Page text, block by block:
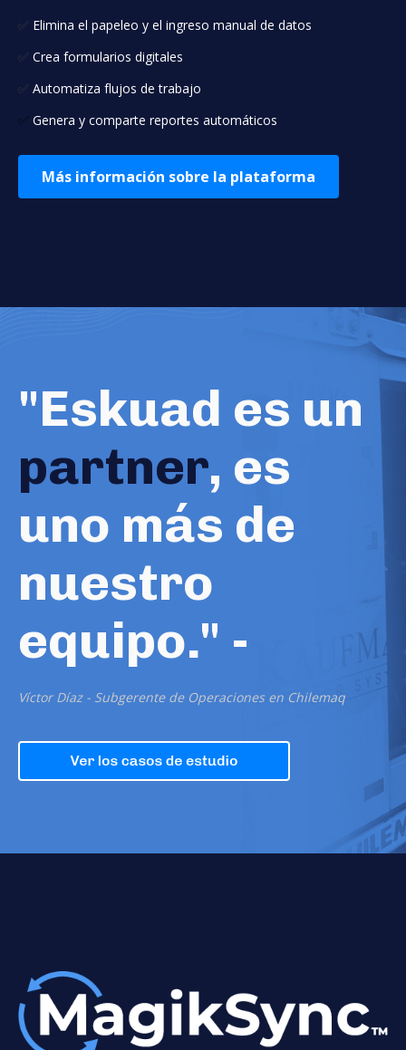
✅ Elimina el papeleo y el ingreso manual de datos
✅ Crea formularios digitales
✅ Automatiza flujos de trabajo
✅ Genera y comparte reportes automáticos
Más información sobre la plataforma
"Eskuad es un
partner, es
uno más de
nuestro
equipo." -
Víctor Díaz - Subgerente de Operaciones en Chilemaq